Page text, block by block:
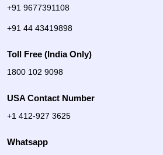
+91 9677391108
+91 44 43419898
Toll Free (India Only)
1800 102 9098
USA Contact Number
+1 412-927 3625
Whatsapp